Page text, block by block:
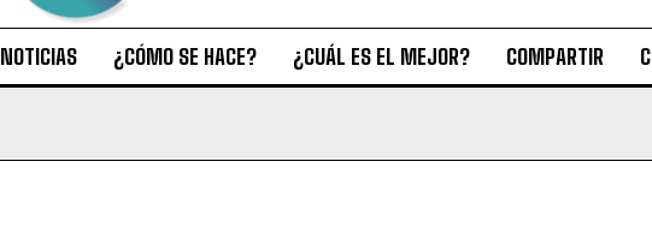
NOTICIAS ¿CÓMO SE HACE? ¿CUÁL ES EL MEJOR? COMPARTIR